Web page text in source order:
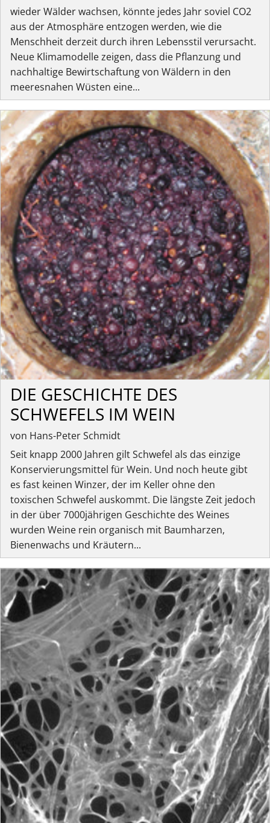
wieder Wälder wachsen, könnte jedes Jahr soviel CO2
aus der Atmosphäre entzogen werden, wie die
Menschheit derzeit durch ihren Lebensstil verursacht.
Neue Klimamodelle zeigen, dass die Pflanzung und
nachhaltige Bewirtschaftung von Wäldern in den
meeresnahen Wüsten eine...
DIE GESCHICHTE DES
SCHWEFELS IM WEIN
von Hans-Peter Schmidt
Seit knapp 2000 Jahren gilt Schwefel als das einzige
Konservierungsmittel für Wein. Und noch heute gibt
es fast keinen Winzer, der im Keller ohne den
toxischen Schwefel auskommt. Die längste Zeit jedoch
in der über 7000jährigen Geschichte des Weines
wurden Weine rein organisch mit Baumharzen,
Bienenwachs und Kräutern...